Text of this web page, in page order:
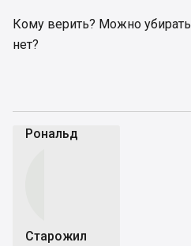
Кому верить? Можно
нет?
Рональд
Старожил